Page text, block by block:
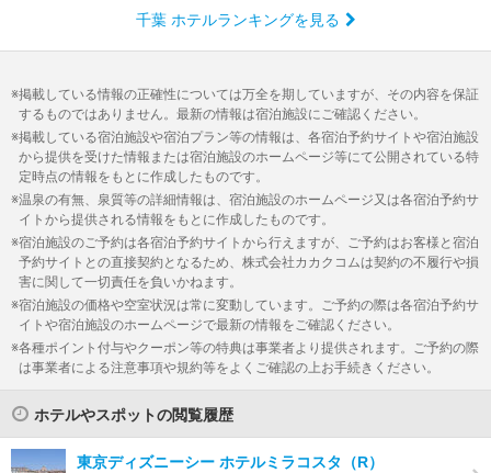
千葉 ホテルランキングを見る
掲載している情報の正確性については万全を期していますが、その内容を保証
するものではありません。最新の情報は宿泊施設にご確認ください。
掲載している宿泊施設や宿泊プラン等の情報は、各宿泊予約サイトや宿泊施設
から提供を受けた情報または宿泊施設のホームページ等にて公開されている特
定時点の情報をもとに作成したものです。
温泉の有無、泉質等の詳細情報は、宿泊施設のホームページ又は各宿泊予約サ
イトから提供される情報をもとに作成したものです。
宿泊施設のご予約は各宿泊予約サイトから行えますが、ご予約はお客様と宿泊
予約サイトとの直接契約となるため、株式会社カカクコムは契約の不履行や損
害に関して一切責任を負いかねます。
宿泊施設の価格や空室状況は常に変動しています。ご予約の際は各宿泊予約サ
イトや宿泊施設のホームページで最新の情報をご確認ください。
各種ポイント付与やクーポン等の特典は事業者より提供されます。ご予約の際
は事業者による注意事項や規約等をよくご確認の上お手続きください。
ホテルやスポットの閲覧履歴
東京ディズニーシー ホテルミラコスタ（R）